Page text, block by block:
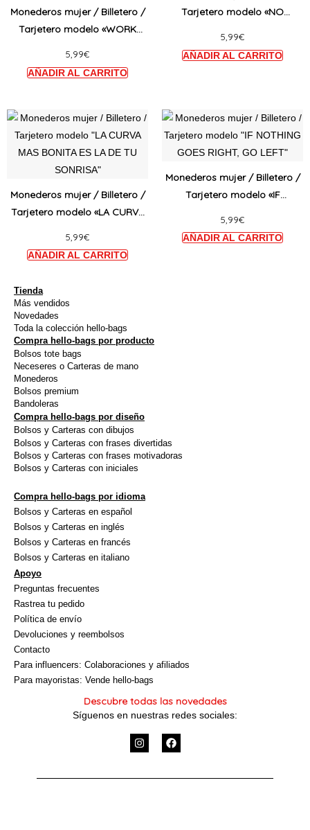
Monederos mujer / Billetero /
Tarjetero modelo «WORK
5,99€
se
en
la
página
producto
Tarjetero modelo «NO
5,99€
en
la
de
Monederos mujer / Billetero /
Tarjetero modelo «LA CURVA
SONRISA»
5,99€
Este
producto
tiene
de
Monederos mujer / Billetero /
Tarjetero modelo «IF
LEFT»
5,99€
Este
tiene
Tienda
Más vendidos
Novedades
Toda la colección hello-bags
Compra hello-bags por producto
Bolsos tote bags
Neceseres o Carteras de mano
Monederos
Bolsos premium
Bandoleras
Compra hello-bags por diseño
Bolsos y Carteras con dibujos
Bolsos y Carteras con frases divertidas
Bolsos y Carteras con frases motivadoras
Bolsos y Carteras con iniciales
Compra hello-bags por idioma
Bolsos y Carteras en español
Bolsos y Carteras en inglés
Bolsos y Carteras en francés
Bolsos y Carteras en italiano
Apoyo
Preguntas frecuentes
Rastrea tu pedido
Política de envío
Devoluciones y reembolsos
Contacto
Para influencers: Colaboraciones y afiliados
Para mayoristas: Vende hello-bags
Descubre todas las novedades
Síguenos en nuestras redes sociales:
I
n
a
F
a
b